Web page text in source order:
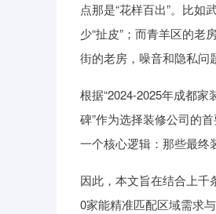
点那是“花样百出”。比如
少“扯皮”；而青羊区的
街的老房，噪音和隐私问
根据“2024-2025年成都
碑”作为选择装修公司的
一个核心逻辑：那些最终
因此，本文旨在结合上千
0家能精准匹配区域需求